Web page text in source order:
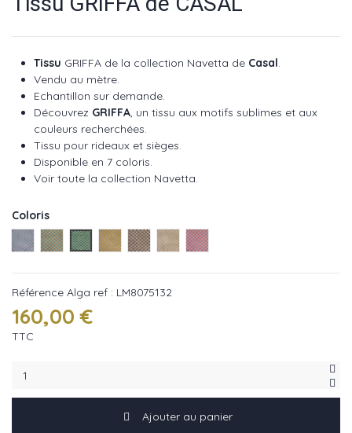
Tissu GRIFFA de la collection Navetta de Casal
Vendu au mètre.
Echantillon sur demande.
Découvrez GRIFFA , un tissu aux motifs sublimes et aux
couleurs recherchées.
Tissu pour rideaux et sièges.
Disponible en 7 coloris.
Voir toute la collection Navetta
Coloris
Crepusculo ref : LM8075111
Curacao ref : LM8075112
Alga ref : LM8075132
Mimosa ref : LM8075140
Giaguaro ref : LM8075150
Naturale ref : LM8075173
Lampone ref : LM8075192
Référence Alga ref : LM8075132
160,00 €
TTC
Ajouter au panier